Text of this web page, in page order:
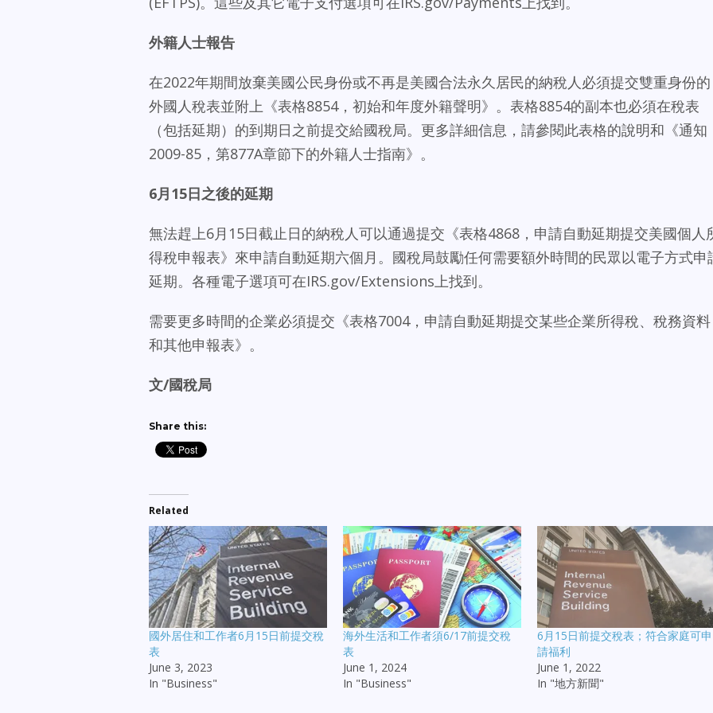
外籍人士報告
在2022年期間放棄美國公民身份或不再是美國合法永久居民的納稅人必須提交雙重身份的
外國人稅表並附上《表格8854，初始和年度外籍聲明》。表格8854的副本也必須在稅表
（包括延期）的到期日之前提交給國稅局。更多詳細信息，請參閱此表格的說明和《通知
2009-85，第877A章節下的外籍人士指南》。
6月15日之後的延期
無法趕上6月15日截止日的納稅人可以通過提交《表格4868，申請自動延期提交美國個人
得稅申報表》來申請自動延期六個月。國稅局鼓勵任何需要額外時間的民眾以電子方式申
延期。各種電子選項可在IRS.gov/Extensions上找到。
需要更多時間的企業必須提交《表格7004，申請自動延期提交某些企業所得稅、稅務資料
和其他申報表》。
文/國稅局
Share this:
Related
國外居住和工作者6月15日前提交稅
表
June 3, 2023
In "Business"
海外生活和工作者須6/17前提交稅
表
June 1, 2024
In "Business"
6月15日前提交稅表；符合家庭可申
請福利
June 1, 2022
In "地方新聞"